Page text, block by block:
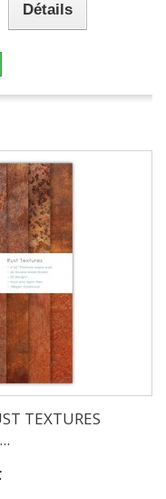
Détails
TEXTURES